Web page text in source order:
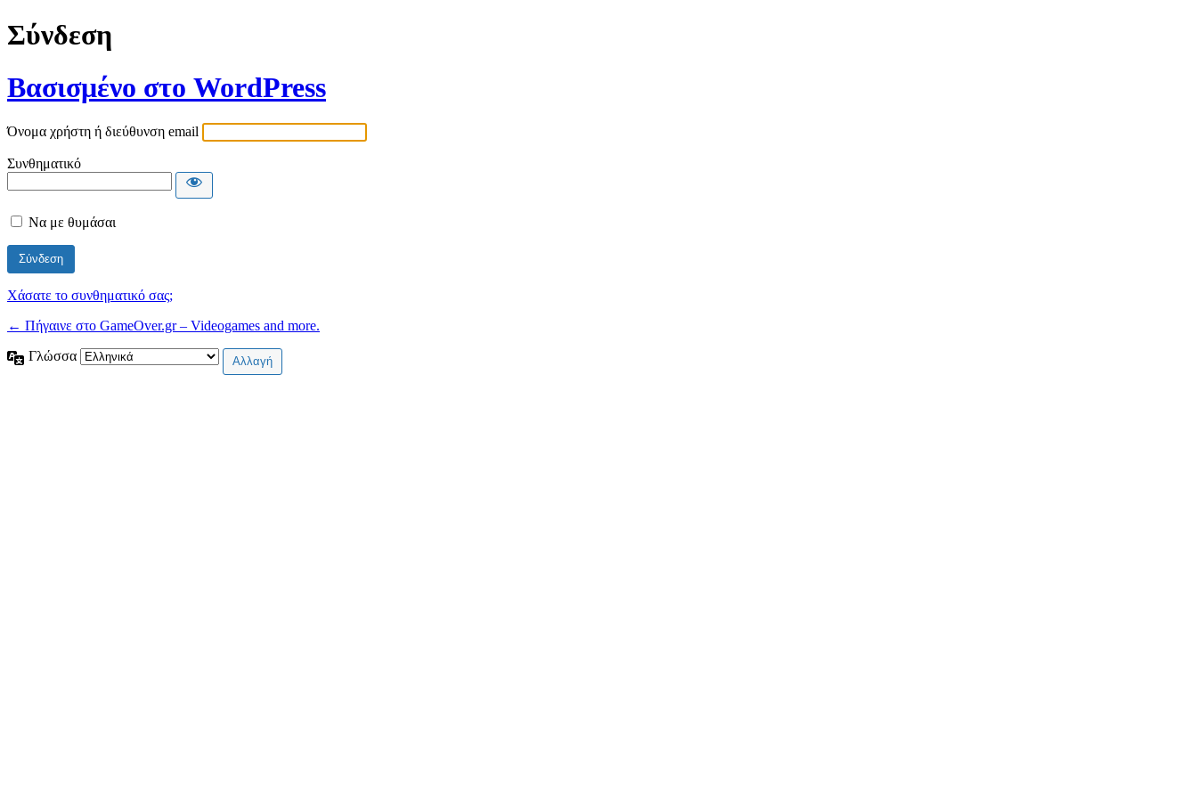
Σύνδεση
Βασισμένο στο WordPress
Όνομα χρήστη ή διεύθυνση email
Συνθηματικό
Να με θυμάσαι
Χάσατε το συνθηματικό σας;
← Πήγαινε στο GameOver.gr – Videogames and more.
Γλώσσα